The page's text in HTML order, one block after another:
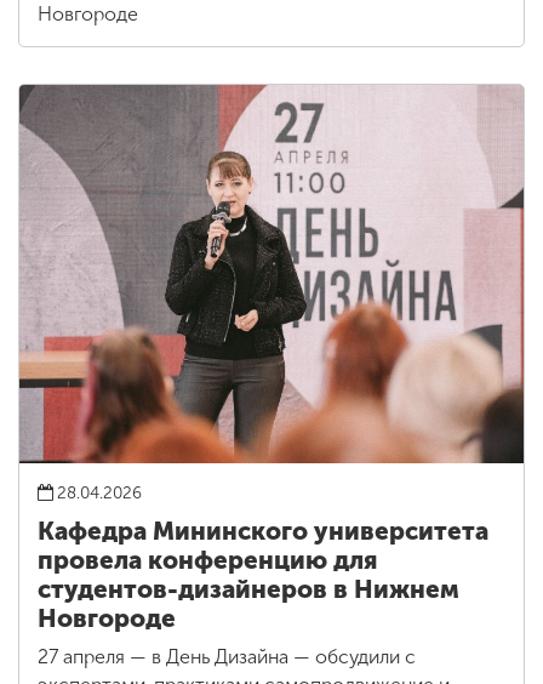
Новгороде
28.04.2026
Кафедра Мининского университета
провела конференцию для
студентов-дизайнеров в Нижнем
Новгороде
27 апреля — в День Дизайна — обсудили с